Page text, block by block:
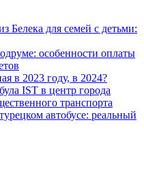
Белека для семей с детьми:
особенности оплаты
в 2023 году, в 2024?
IST в центр города
транспорта
автобусе: реальный